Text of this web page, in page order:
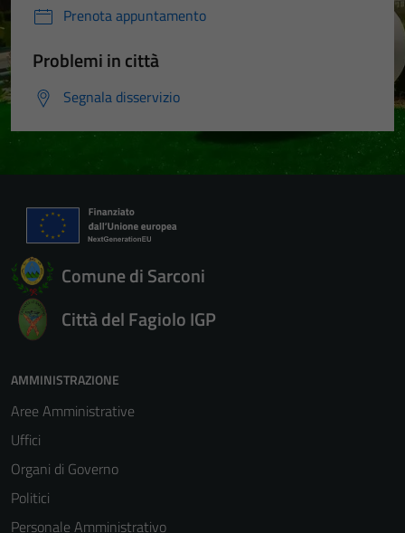
Prenota appuntamento
Problemi in città
Segnala disservizio
Comune di Sarconi
Città del Fagiolo IGP
AMMINISTRAZIONE
Aree Amministrative
Uffici
Organi di Governo
Politici
Personale Amministrativo